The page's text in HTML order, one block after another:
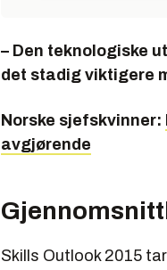
– Den teknologiske
det stadig viktigere
Norske sjefskvinner:
avgjørende
Skills Outlook 2015